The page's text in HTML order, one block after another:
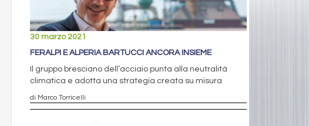
30 marzo 2021
FERALPI E ALPERIA BARTUCCI ANCORA INSIEME
Il gruppo bresciano dell’acciaio punta alla neutralità
climatica e adotta una strategia creata su misura
di Marco Torricelli